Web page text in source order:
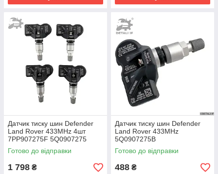
Датчик тиску шин Defender
Land Rover 433MHz 4шт
7PP907275F 5Q0907275
5Q0907275B
Готово до відправки
1 798 ₴
Датчик тиску шин Defender
Land Rover 433MHz
5Q0907275B
Готово до відправки
488 ₴